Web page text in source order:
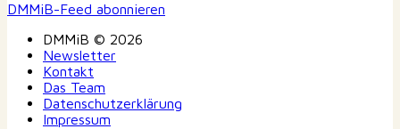
DMMiB-Feed abonnieren
DMMiB © 2026
Newsletter
Kontakt
Das Team
Datenschutzerklärung
Impressum